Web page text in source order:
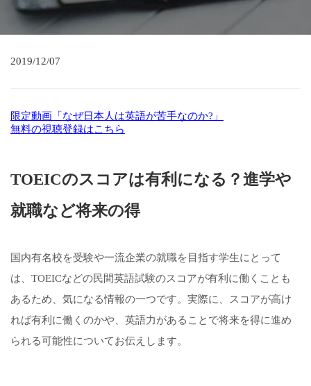
2019/12/07
限定動画「なぜ日本人は英語が苦手なのか?」
無料の視聴登録はこちら
TOEICのスコアは有利になる？進学や
就職など将来の得
国内有名校を受験や一流企業の就職を目指す学生にとって
は、TOEICなどの民間英語試験のスコアが有利に働くことも
あるため、気になる情報の一つです。実際に、スコアが高け
れば有利に働くのかや、英語力があることで将来を得に進め
られる可能性についてお伝えします。